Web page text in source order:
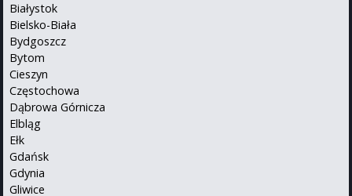
Białystok
Bielsko-Biała
Bydgoszcz
Bytom
Cieszyn
Częstochowa
Dąbrowa Górnicza
Elbląg
Ełk
Gdańsk
Gdynia
Gliwice